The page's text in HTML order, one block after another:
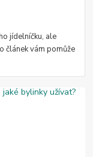
jídelníčku, ale
článek vám pomůže